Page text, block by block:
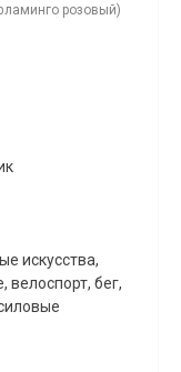
розовый)
искусства,
велоспорт, бег,